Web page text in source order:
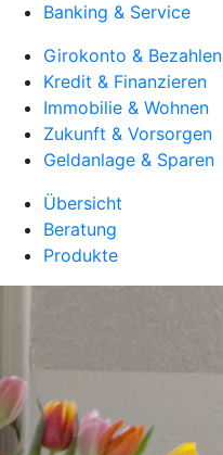
Banking & Service
Girokonto & Bezahlen
Kredit & Finanzieren
Immobilie & Wohnen
Zukunft & Vorsorgen
Geldanlage & Sparen
Übersicht
Beratung
Produkte